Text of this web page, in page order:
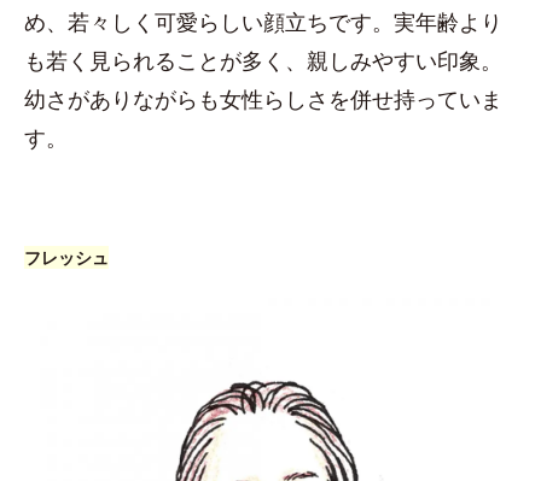
め、若々しく可愛らしい顔立ちです。実年齢より
も若く見られることが多く、親しみやすい印象。
幼さがありながらも女性らしさを併せ持っていま
す。
フレッシュ